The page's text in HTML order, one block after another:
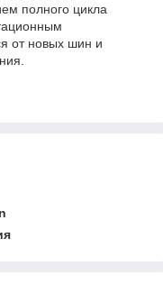
полного цикла
от новых шин и